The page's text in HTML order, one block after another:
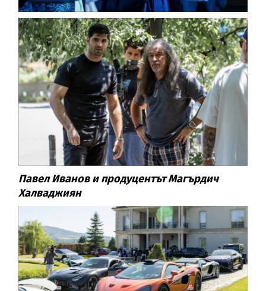
Павел Иванов и продуцентът Магърдич
Халваджиян